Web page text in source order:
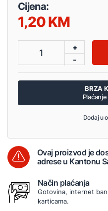
Cijena:
1,20
1
+
-
BRZA
Dodaj u
Ovaj proizvod je
adrese u Kantonu
Način plaćanja
Gotovina, internet
karticama.